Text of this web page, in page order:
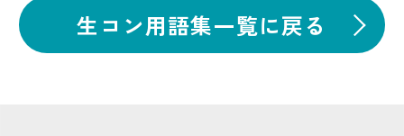
生コン用語集一覧に戻る